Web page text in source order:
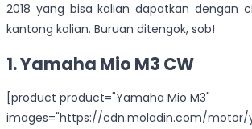
2018 yang bisa kalian dapatkan dengan
kantong kalian. Buruan ditengok, sob!
1. Yamaha Mio M3 CW
[product product="Yamaha Mio M3"
images="https://cdn.moladin.com/motor/